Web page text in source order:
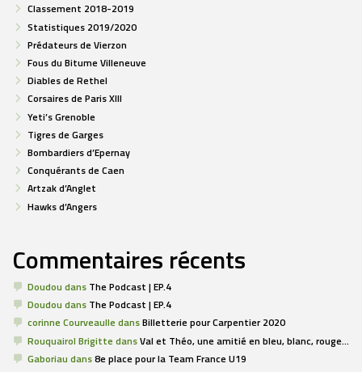
Classement 2018-2019
Statistiques 2019/2020
Prédateurs de Vierzon
Fous du Bitume Villeneuve
Diables de Rethel
Corsaires de Paris XIII
Yeti’s Grenoble
Tigres de Garges
Bombardiers d’Epernay
Conquérants de Caen
Artzak d’Anglet
Hawks d’Angers
Commentaires récents
Doudou dans The Podcast | EP.4
Doudou dans The Podcast | EP.4
corinne CourveaulledansBilletterie pour Carpentier 2020
Rouquairol BrigittedansVal et Théo, une amitié en bleu, blanc, rouge…
Gaboriau dans8e place pour la Team France U19